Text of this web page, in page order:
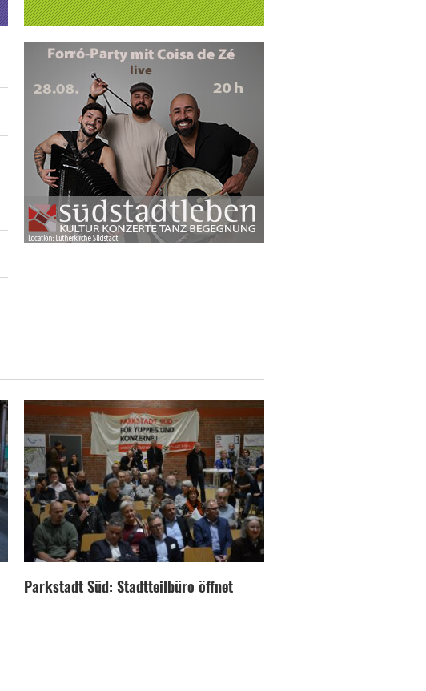
Parkstadt Süd: Stadtteilbüro öffnet